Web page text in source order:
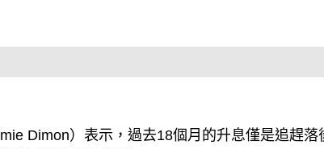
Dimon）表示，過去18個月的升息僅是追趕